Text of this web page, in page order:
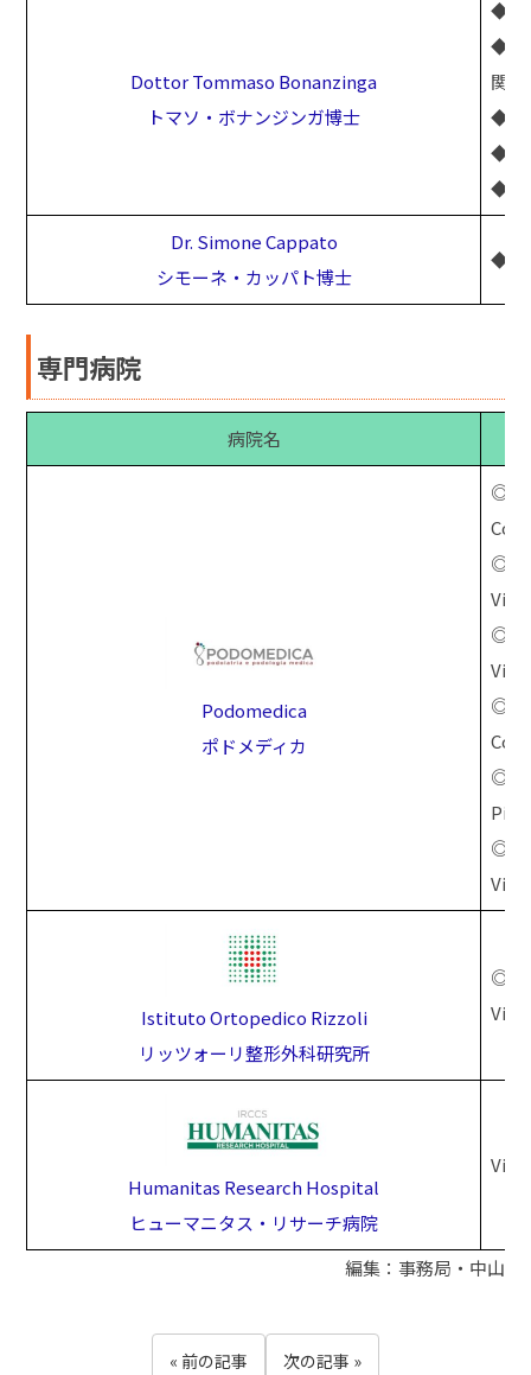
Dottor Tommaso Bonanzinga
トマソ・ボナンジンガ博士
◆膝
◆ス
関
◆前
◆複
◆再
Dr. Simone Cappato
シモーネ・カッパト博士
◆膝
専門病院
病院名
Podomedica
ポドメディカ
◎サ
◎ミ
Via
◎ロ
Via
◎ト
◎ジ
◎カ
Via
Istituto Ortopedico Rizzoli
リッツォーリ整形外科研究所
◎本
Via
Humanitas Research Hospital
ヒューマニタス・リサーチ病院
Via
編集：事務局・中山
« 前の記事 次の記事 »